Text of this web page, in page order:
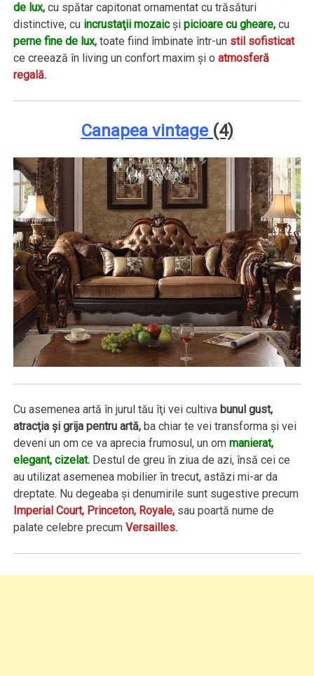
de lux, cu spătar capitonat ornamentat cu trăsături
distinctive, cu incrustaţii mozaicşi picioare cu gheare, cu
perne fine de lux, toate fiind îmbinate într-un stil sofisticat
ce creează în living un confort maxim şi oatmosferă
regală.
Canapea vintage(4)
Cu asemenea artă în jurul tău îţi vei cultiva bunul gust,
atracţia şi grija pentru artă, ba chiar te vei transforma şi vei
deveni un om ce va aprecia frumosul, un ommanierat,
elegant, cizelat. Destul de greu în ziua de azi, însă cei ce
au utilizat asemenea mobilier în trecut, astăzi mi-ar da
dreptate. Nu degeaba şi denumirile sunt sugestive precum
Imperial Court, Princeton, Royale, sau poartă nume de
palate celebre precumVersailles.